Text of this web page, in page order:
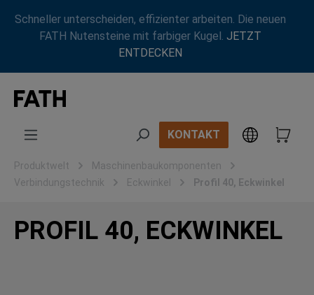
Zum Hauptinhalt springen
Schneller unterscheiden, effizienter arbeiten. Die neuen
FATH Nutensteine mit farbiger Kugel. JETZT
ENTDECKEN
KONTAKT
Produktwelt
Maschinenbaukomponenten
Verbindungstechnik
Eckwinkel Profil 40, Eckwinkel
PROFIL 40, ECKWINKEL